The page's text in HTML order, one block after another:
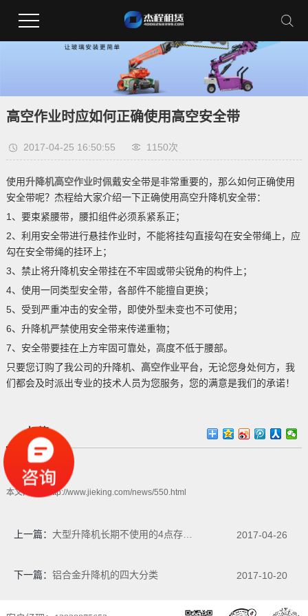
高空作业时应如何正确使用高空安全带
2017-04-25 16:50:55 1150次
使用升降机高空作业时佩戴安全带是非常重要的，那么如何正确使用
安全带呢？杰程给大家介绍一下正确使用高空升降机安全带：
1、要束紧腰带，腰扣组件必须系紧系正；
2、利用安全带进行悬挂作业时，不能将挂勾直接勾在安全带绳上，应
勾在安全带绳的挂环上；
3、禁止将升降机安全带挂在不牢固或带尖锐角的构件上；
4、使用一同类型安全带，各部件不能擅自更换；
5、受到严重冲击的安全带，即使外型未变也不可使用；
6、升降机严禁使用安全带来传递重物；
7、安全带要挂在上方牢固可靠处，高度不低于腰部。
只要您订购了我公司的升降机、 高空作业平台，无论您身处何方，我
们都会及时派出专业的技术人员为您服务，您的满意是我们的承诺！
标签
高空作业
本文网址： http://www.jieking.com/news/550.html
上一篇： 大型升降机长期不使用的4点存放注意事项 2017-04-26
下一篇： 铝合金升降机的四大分类 2017-10-20